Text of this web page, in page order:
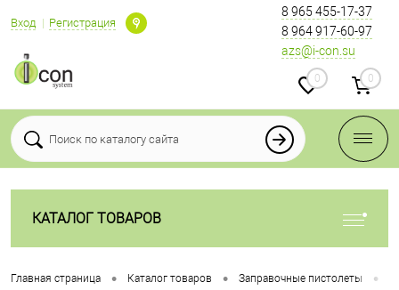
Вход Регистрация
8 965 455-17-37
8 964 917-60-97
azs@i-con.su
0 0
КАТАЛОГ ТОВАРОВ
Главная страница • Каталог товаров • Заправочные пистолеты •